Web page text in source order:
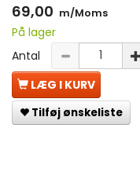
69,00 m/Moms
På lager
Antal
LÆG I KURV
Tilføj ønskeliste